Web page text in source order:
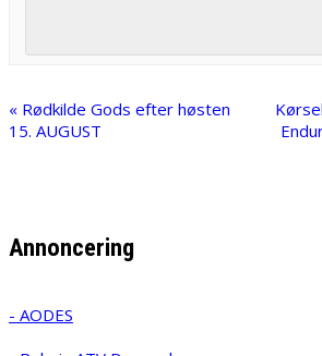
« Rødkilde Gods efter høsten
15. AUGUST
Annoncering
- AODES